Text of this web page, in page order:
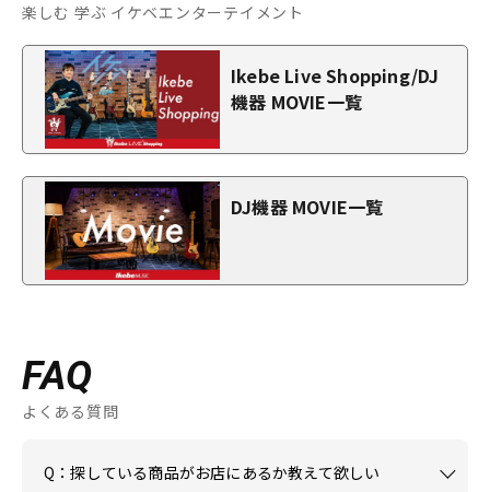
楽しむ 学ぶ イケベエンターテイメント
Ikebe Live Shopping/DJ
機器 MOVIE一覧
DJ機器 MOVIE一覧
FAQ
よくある質問
Q：探している商品がお店にあるか教えて欲しい